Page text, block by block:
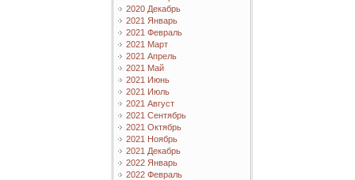
2020 Декабрь
2021 Январь
2021 Февраль
2021 Март
2021 Апрель
2021 Май
2021 Июнь
2021 Июль
2021 Август
2021 Сентябрь
2021 Октябрь
2021 Ноябрь
2021 Декабрь
2022 Январь
2022 Февраль